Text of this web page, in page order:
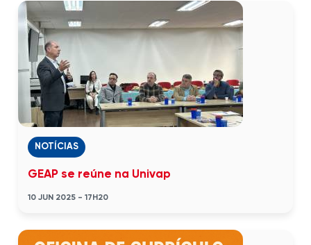
NOTÍCIAS
GEAP se reúne na Univap
10 JUN 2025 - 17H20